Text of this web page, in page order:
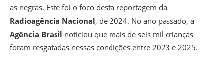
as negras. Este foi o foco desta reportagem da
Radioagência Nacional, de 2024. No ano passado, a
Agência Brasil noticiou que mais de seis mil crianças
foram resgatadas nessas condições entre 2023 e 2025.